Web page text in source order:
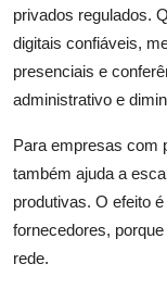
privados regulados.
digitais confiáveis,
presenciais e
administrativo e
Para empresas com
também ajuda a
produtivas. O efeito
fornecedores,
rede.